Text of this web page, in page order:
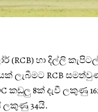
හා දිල්ලි
ලැබීමට RCB
කඩුලු 8ක් දැවී ලකුණු
ලකුණු 34යි.